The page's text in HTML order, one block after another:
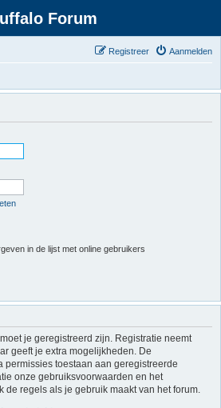
Forum
Aanmelden
Registreer
in de lijst met online gebruikers
je geregistreerd zijn. Registratie neemt
geeft je extra mogelijkheden. De
permissies toestaan aan geregistreerde
onze gebruiksvoorwaarden en het
regels als je gebruik maakt van het forum.